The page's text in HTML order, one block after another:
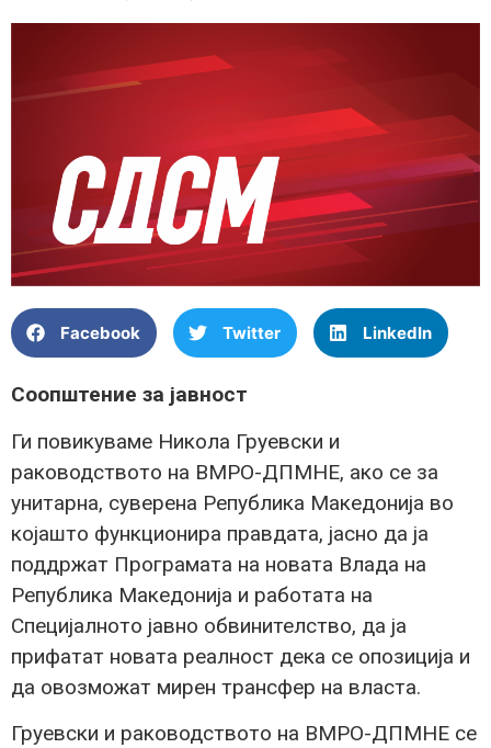
Facebook Twitter LinkedIn
Соопштение за јавност
Ги повикуваме Никола Груевски и
раководството на ВМРО-ДПМНЕ, ако се за
унитарна, суверена Република Македонија во
којашто функционира правдата, јасно да ја
поддржат Програмата на новата Влада на
Република Македонија и работата на
Специјалното јавно обвинителство, да ја
прифатат новата реалност дека се опозиција и
да овозможат мирен трансфер на власта.
Груевски и раководството на ВМРО-ДПМНЕ се